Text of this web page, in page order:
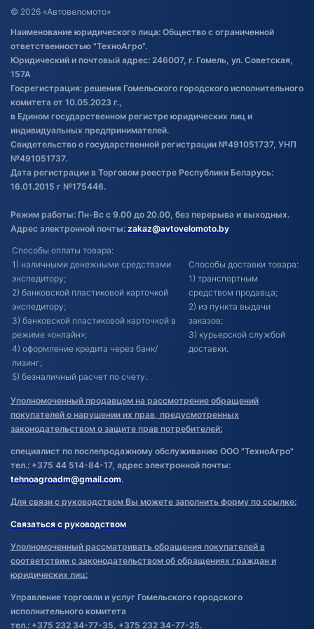
Договор публичной оферты
Обработка файлов cookie
Постановка транспорта на учет
Обновления в ЭПТС 2024
© 2026 «Автовеломото»
Наименование юридического лица: Общество с ограниченной
ответственностью "ТехноАгро".
Юридический и почтовый адрес: 246007, г. Гомель, ул. Советская,
157А
Госрегистрация: решения Гомельского городского исполнительного
комитета от 10.05.2023 г.,
в Едином государственном регистре юридических лиц и
индивидуальных предпринимателей.
Свидетельство о государственной регистрации №491051737, УНП
№491051737.
Дата регистрации в Торговом реестре Республики Беларусь:
16.01.2015 г №175446.
Режим работы: Пн-Вс с 9.00 до 20.00, без перерыва и выходных.
Адрес электронной почты: zakaz@avtovelomoto.by
Способы оплаты товара:
1) наличными денежными средствами
экспедитору;
2) банковской пластиковой карточкой
экспедитору;
3) банковской пластиковой карточкой в
режиме «онлайн»;
4) оформление кредита через банк/
лизинг;
5) безналичный расчет по счету.
Способы доставки товара:
1) транспортным
средством продавца;
2) из пункта выдачи
заказов;
3) курьерской службой
доставки.
Уполномоченный продавцом на рассмотрение обращений
покупателей о нарушении их прав, предусмотренных
законодательством о защите прав потребителей:
специалист по послепродажному обслуживанию ООО "ТехноАгро"
тел.: +375 44 514-84-17, адрес электронной почты:
tehnoagroadm@gmail.com.
Для связи с руководством Вы можете заполнить форму по ссылке:
Связаться с руководством
Уполномоченный рассматривать обращения покупателей в
соответствии с законодательством об обращениях граждан и
юридических лиц:
Управление торговли и услуг Гомельского городского
исполнительного комитета
тел.: +375 232 34-77-35, +375 232 34-77-25.